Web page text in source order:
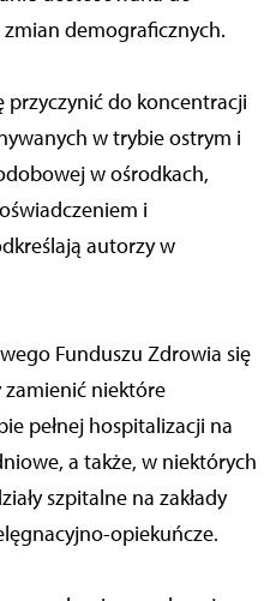
demograficznych.
przyczynić do koncentracji
w trybie ostrym i
w ośrodkach,
i
autorzy w
Funduszu Zdrowia się
zamienić niektóre
pełnej hospitalizacji na
a także, w niektórych
szpitalne na zakłady
opiekuńcze.